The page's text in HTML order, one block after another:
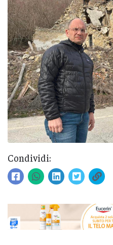
Condividi: